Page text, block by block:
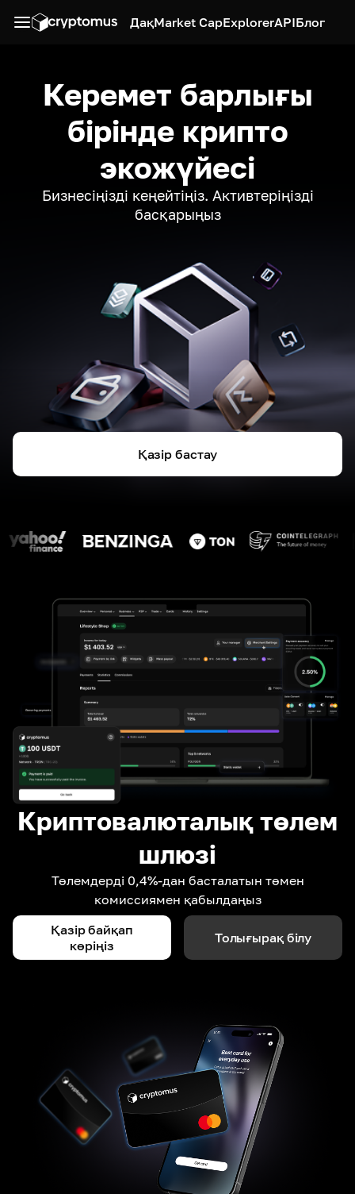
ДақMarket CapExplorerAPIБлог
Керемет барлығы
бірінде крипто
экожүйесі
Бизнесіңізді кеңейтіңіз. Активтеріңізді
басқарыңыз
Қазір бастау
Криптовалюталық төлем
шлюзі
Төлемдерді 0,4%-дан басталатын төмен
комиссиямен қабылдаңыз
Қазір байқап
көріңіз
Толығырақ білу